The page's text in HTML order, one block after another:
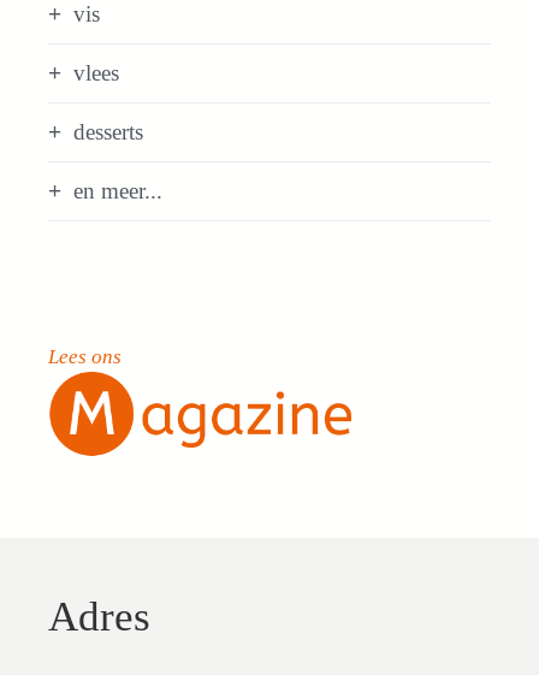
vis
vlees
desserts
en meer...
Lees ons
Adres